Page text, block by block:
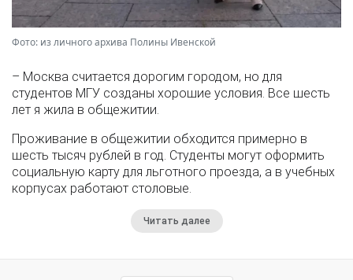
Фото: из личного архива Полины Ивенской
– Москва считается дорогим городом, но для
студентов МГУ созданы хорошие условия. Все шесть
лет я жила в общежитии.
Проживание в общежитии обходится примерно в
шесть тысяч рублей в год. Студенты могут оформить
социальную карту для льготного проезда, а в учебных
корпусах работают столовые.
Читать далее